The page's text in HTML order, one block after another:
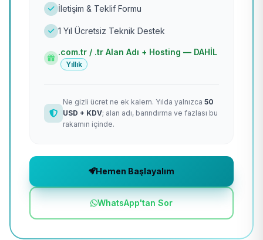
İletişim & Teklif Formu
1 Yıl Ücretsiz Teknik Destek
.com.tr / .tr Alan Adı + Hosting — DAHİL
Yıllık
Ne gizli ücret ne ek kalem. Yılda yalnızca 50
USD + KDV; alan adı, barındırma ve fazlası bu
rakamın içinde.
Hemen Başlayalım
WhatsApp'tan Sor